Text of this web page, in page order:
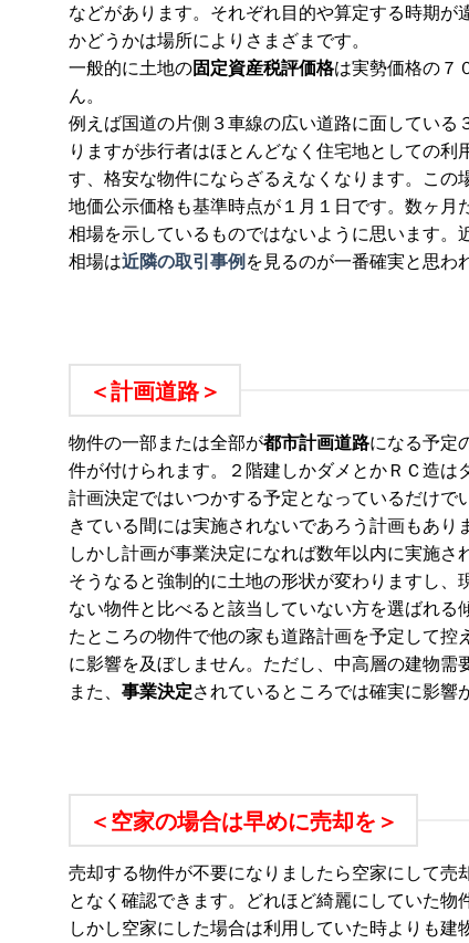
などがあります。それぞれ目的や算定する時期
かどうかは場所によりさまざまです。
一般的に土地の固定資産税評価格は実勢価格の７
ん。
例えば国道の片側３車線の広い道路に面してい
りますが歩行者はほとんどなく住宅地としての
す、格安な物件にならざるえなくなります。この
地価公示価格も基準時点が１月１日です。数ヶ月
相場を示しているものではないように思います
相場は近隣の取引事例 を見るのが一番確実と思わ
＜計画道路＞
物件の一部または全部が都市計画道路になる予定
件が付けられます。２階建しかダメとかＲＣ造
計画決定ではいつかする予定となっているだけ
きている間には実施されないであろう計画もあり
しかし計画が事業決定になれば数年以内に実施
そうなると強制的に土地の形状が変わりますし
ない物件と比べると該当していない方を選ばれ
たところの物件で他の家も道路計画を予定して
に影響を及ぼしません。ただし、中高層の建物需
また、 事業決定されているところでは確実に影響
＜空家の場合は早めに売却を＞
売却する物件が不要になりましたら空家にして
となく確認できます。どれほど綺麗にしていた物
しかし空家にした場合は利用していた時よりも